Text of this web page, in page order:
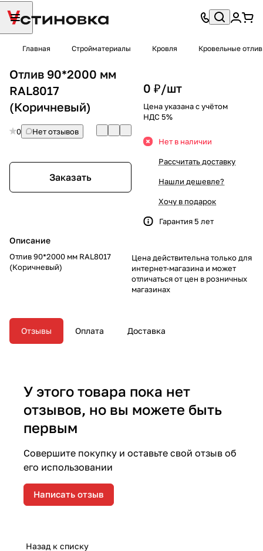
Главная Стройматериалы Кровля Кровельные
Отлив 90*2000 мм
RAL8017
(Коричневый)
0 Нет отзывов
Заказать
Описание
Отлив 90*2000 мм RAL8017
(Коричневый)
0 ₽/шт
Цена указана с учётом
НДС 5%
Нет в наличии
Рассчитать доставку
Нашли дешевле?
Хочу в подарок
Гарантия 5 лет
Цена действительна только для
интернет-магазина и может
отличаться от цен в розничных
магазинах
Отзывы Оплата Доставка
У этого товара пока нет
отзывов, но вы можете быть
первым
Совершите покупку и оставьте свой отзыв об
его использовании
Написать отзыв
Назад к списку